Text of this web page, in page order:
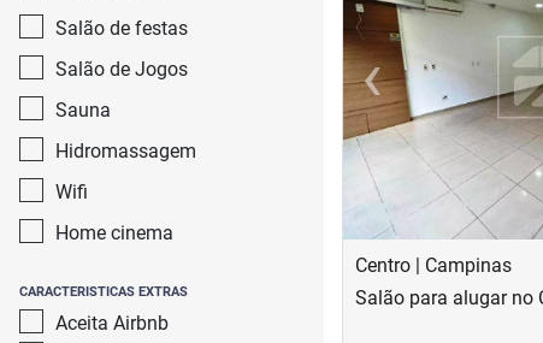
Salão de festas
Salão de Jogos
Sauna
Hidromassagem
Wifi
Home cinema
CARACTERISTICAS EXTRAS
Aceita Airbnb
‹Previous
Centro | Campinas
Salão para alugar no